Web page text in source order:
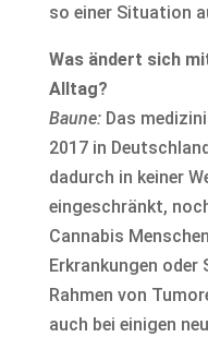
so einer Situation
Was ändert sich
Alltag?
Baune:Das
2017 in
dadurch in keiner
eingeschränkt,
Cannabis
Erkrankungen oder
Rahmen von
auch bei einigen